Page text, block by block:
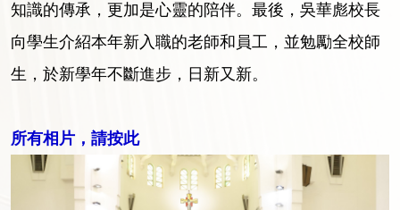
知識的傳承，更加是心靈的陪伴。最後，吳華彪校長
向學生介紹本年新入職的老師和員工，並勉勵全校師
生，於新學年不斷進步，日新又新。
所有相片，請按此